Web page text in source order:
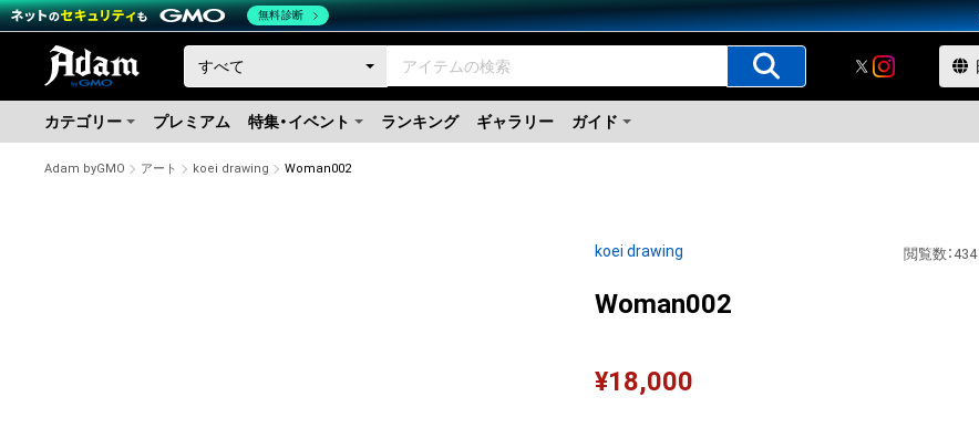
カテゴリー プレミアム 特集・イベント ランキング ギャラリー ガイド
Adam byGMO アート koei drawing Woman002
koei drawing 閲覧数 ：434
Woman002
¥18,000
無料診断